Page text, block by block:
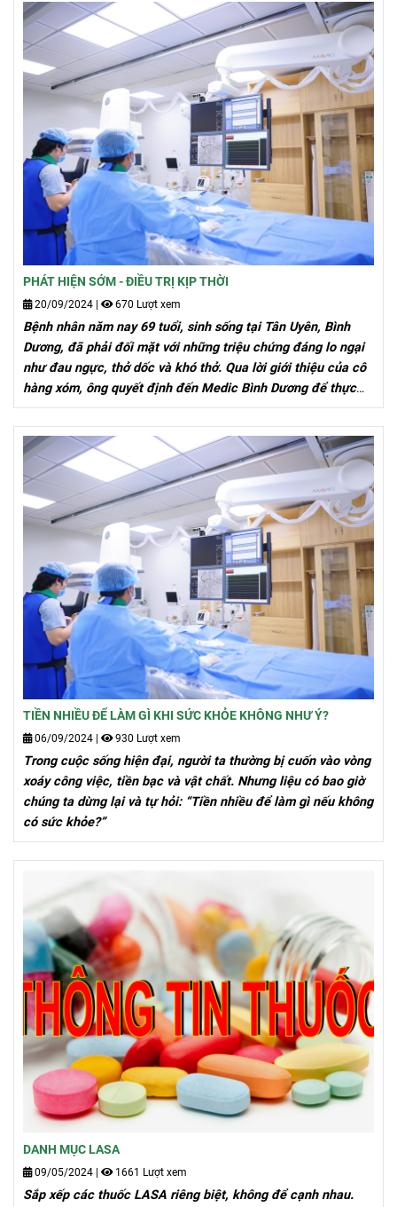
PHÁT HIỆN SỚM - ĐIỀU TRỊ KỊP THỜI
20/09/2024 670 Lượt xem
Bệnh nhân năm nay 69 tuổi, sinh sống tại Tân Uyên, Bình
Dương, đã phải đối mặt với những triệu chứng đáng lo ngại
như đau ngực, thở dốc và khó thở. Qua lời giới thiệu của cô
hàng xóm, ông quyết định đến Medic Bình Dương để thực
hiện kiểm tra tổng quát sức khỏe, với mong muốn tìm ra
nguyên nhân và giải pháp cho các vấn đề tim mạch mà mình
đang gặp phải.
TIỀN NHIỀU ĐỂ LÀM GÌ KHI SỨC KHỎE KHÔNG NHƯ Ý?
06/09/2024 930 Lượt xem
Trong cuộc sống hiện đại, người ta thường bị cuốn vào vòng
xoáy công việc, tiền bạc và vật chất. Nhưng liệu có bao giờ
chúng ta dừng lại và tự hỏi: “Tiền nhiều để làm gì nếu không
có sức khỏe?”
DANH MỤC LASA
09/05/2024 1661 Lượt xem
Sắp xếp các thuốc LASA riêng biệt, không để cạnh nhau.